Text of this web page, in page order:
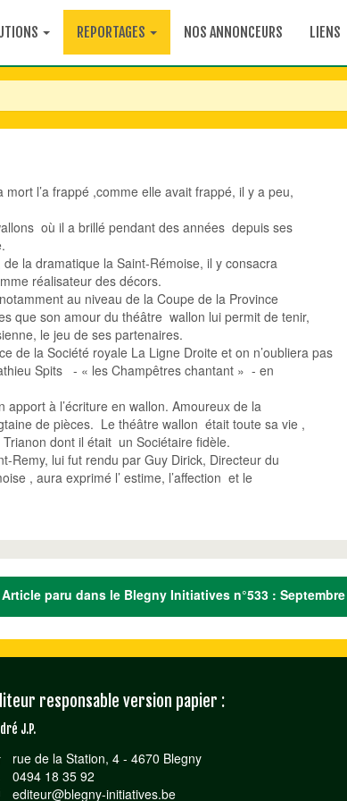
REPORTAGES NOS ANNONCEURS LIENS
l’a frappé ,comme elle avait frappé, il y a peu,
où il a brillé pendant des années depuis ses
la dramatique la Saint-Rémoise, il y consacra
réalisateur des décors.
au niveau de la Coupe de la Province
que son amour du théâtre wallon lui permit de tenir,
le jeu de ses partenaires.
de la Société royale La Ligne Droite et on n’oubliera pas
Spits - « les Champêtres chantant » - en
à l’écriture en wallon. Amoureux de la
de pièces. Le théâtre wallon était toute sa vie ,
dont il était un Sociétaire fidèle.
Remy, lui fut rendu par Guy Dirick, Directeur du
, aura exprimé l’ estime, l’affection et le
Article paru dans le Blegny Initiatives n°533 : Septembre
responsable version papier :
J.P.
rue de la Station, 4 - 4670 Blegny
0494 18 35 92
editeur@blegny-initiatives.be